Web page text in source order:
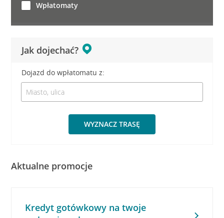
Jak dojechać?
Dojazd do wpłatomatu z:
WYZNACZ TRASĘ
Wpłatomaty
Aktualne promocje
Kredyt gotówkowy na twoje